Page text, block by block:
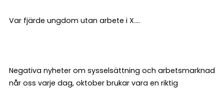
Var fjärde ungdom utan arbete i X....
Negativa nyheter om sysselsättning och arbetsmarknad
når oss varje dag, oktober brukar vara en riktig